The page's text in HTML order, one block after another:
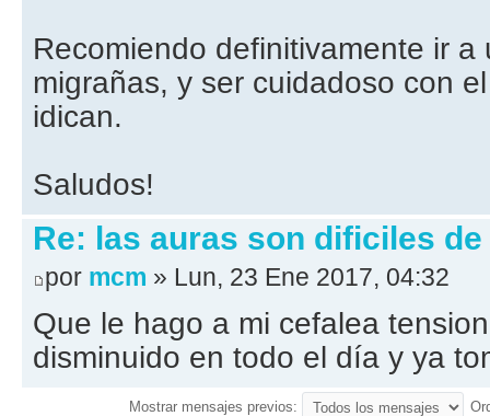
Recomiendo definitivamente ir a
migrañas, y ser cuidadoso con
idican.
Saludos!
Re: las auras son dificiles
por mcm » Lun, 23 Ene 2017, 04:32
Que le hago a mi cefalea
disminuido en todo el día y ya
Mostrar mensajes previos: